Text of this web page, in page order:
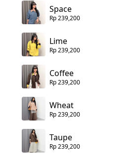
Space
Rp 239,200
Lime
Rp 239,200
Coffee
Rp 239,200
Wheat
Rp 239,200
Taupe
Rp 239,200